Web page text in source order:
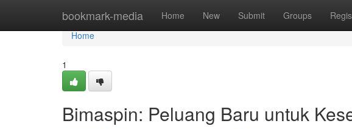
bookmark-media Home New Submit Groups
Home
Home
1
Bimaspin: Peluang Baru untuk